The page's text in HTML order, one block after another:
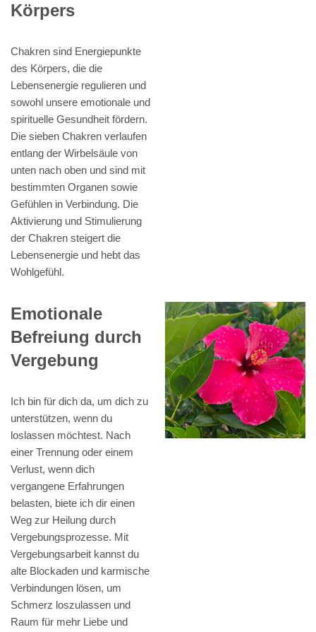
Körpers
Chakren sind Energiepunkte
des Körpers, die die
Lebensenergie regulieren und
sowohl unsere emotionale und
spirituelle Gesundheit fördern.
Die sieben Chakren verlaufen
entlang der Wirbelsäule von
unten nach oben und sind mit
bestimmten Organen sowie
Gefühlen in Verbindung. Die
Aktivierung und Stimulierung
der Chakren steigert die
Lebensenergie und hebt das
Wohlgefühl.
Emotionale
Befreiung durch
Vergebung
Ich bin für dich da, um dich zu
unterstützen, wenn du
loslassen möchtest. Nach
einer Trennung oder einem
Verlust, wenn dich
vergangene Erfahrungen
belasten, biete ich dir einen
Weg zur Heilung durch
Vergebungsprozesse. Mit
Vergebungsarbeit kannst du
alte Blockaden und karmische
Verbindungen lösen, um
Schmerz loszulassen und
Raum für mehr Liebe und